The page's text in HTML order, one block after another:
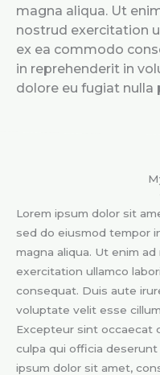
magna aliqua. Ut
nostrud exercitation
ex ea commodo
in reprehenderit in
dolore eu fugiat nulla
Lorem ipsum dolor sit
sed do eiusmod tempor
magna aliqua. Ut enim
exercitation ullamco
consequat. Duis aute
voluptate velit esse
Excepteur sint occaecat
culpa qui officia
ipsum dolor sit amet,